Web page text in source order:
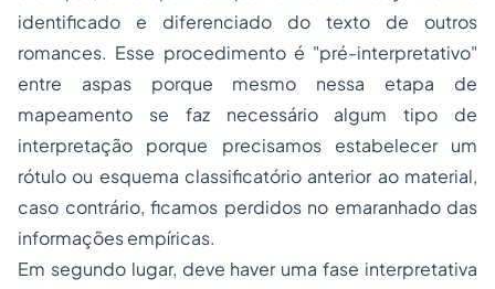
identificado e diferenciado do texto de outros
romances. Esse procedimento é "pré-interpretativo"
entre aspas porque mesmo nessa etapa de
mapeamento se faz necessário algum tipo de
interpretação porque precisamos estabelecer um
rótulo ou esquema classificatório anterior ao material,
caso contrário, ficamos perdidos no emaranhado das
informações empíricas.
Em segundo lugar, deve haver uma fase interpretativa